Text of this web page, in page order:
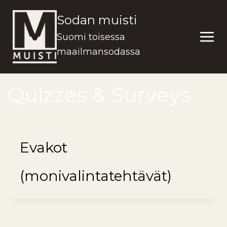
sisältöön
Sodan muisti
Suomi toisessa
maailmansodassa
Evakot
(monivalintatehtävät)